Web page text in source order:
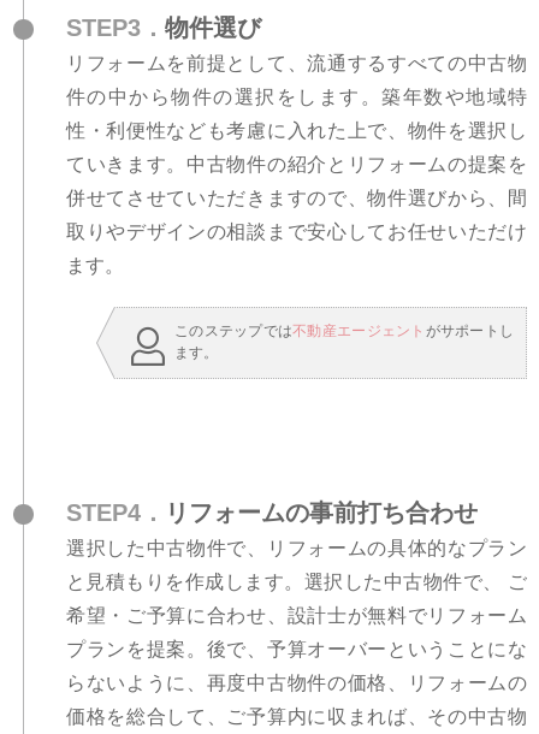
STEP3． 物件選び
リフォームを前提として、流通するすべての中古物
件の中から物件の選択をします。築年数や地域特
性・利便性なども考慮に入れた上で、物件を選択し
ていきます。中古物件の紹介とリフォームの提案を
併せてさせていただきますので、物件選びから、間
取りやデザインの相談まで安心してお任せいただけ
ます。
このステップでは不動産エージェント がサポートし
ます。
STEP4． リフォームの事前打ち合わせ
選択した中古物件で、リフォームの具体的なプラン
と見積もりを作成します。選択した中古物件で、 ご
希望・ご予算に合わせ、設計士が無料でリフォーム
プランを提案。後で、予算オーバーということにな
らないように、再度中古物件の価格、リフォームの
価格を総合して、ご予算内に収まれば、その中古物